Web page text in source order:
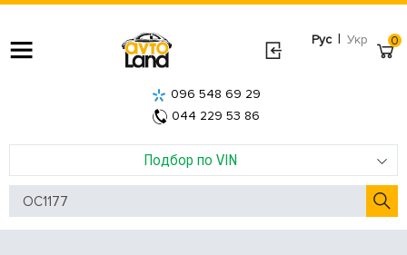
Рус | Укр
Подбор по VIN
096 548 69 29
044 229 53 86
0